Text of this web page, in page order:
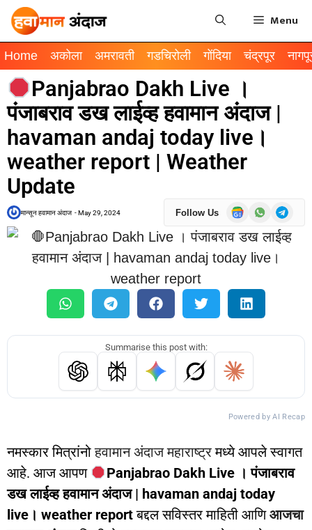
Menu
Home अकोला अमरावती गडचिरोली गोंदिया चंद्रपूर
Panjabrao Dakh Live ।
पंजाबराव डख लाईव्ह हवामान अंदाज |
havaman andaj today live।
weather report | Weather
Update
मान्सून हवामान अंदाज -May 29, 2024 Follow Us
Summarise this post with:
Powered by AI Recap
नमस्कार मित्रांनोहवामान अंदाज महाराष्ट्रमध्ये आपले स्वागत
आहे. आज आपण
Panjabrao Dakh Live । पंजाबराव
डख लाईव्ह हवामान अंदाज | havaman andaj today
live। weather reportबद्दल सविस्तर माहिती आणिआजचा